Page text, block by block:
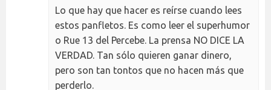
Lo que hay que hacer es reírse cuando lees
estos panfletos. Es como leer el superhumor
o Rue 13 del Percebe. La prensa NO DICE LA
VERDAD. Tan sólo quieren ganar dinero,
pero son tan tontos que no hacen más que
perderlo.